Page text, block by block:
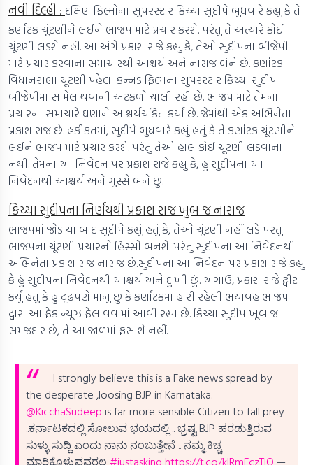
નવી દિલ્હી : દક્ષિણ ફિલ્મોના સુપરસ્ટાર કિચ્ચા સુદીપે બુધવારે કહ્યું કે તે
કર્ણાટક ચૂંટણીને લઈને ભાજપ માટે પ્રચાર કરશે. પરંતુ તે અત્યારે કોઈ
ચૂંટણી લડશે નહીં. આ અંગે પ્રકાશ રાજે કહ્યું કે, તેઓ સુદીપના બીજેપી
માટે પ્રચાર કરવાના સમાચારથી આશ્ચર્ય અને નારાજ બંને છે. કર્ણાટક
વિધાનસભા ચૂંટણી પહેલા કન્નડ ફિલ્મના સુપરસ્ટાર કિચ્ચા સુદીપ
બીજેપીમાં સામેલ થવાની અટકળો ચાલી રહી છે. ભાજપ માટે તેમના
પ્રચારના સમાચારે ઘણાને આશ્ચર્યચકિત કર્યા છે. જેમાંથી એક અભિનેતા
પ્રકાશ રાજ છે. હકીકતમાં, સુદીપે બુધવારે કહ્યું હતું કે તે કર્ણાટક ચૂંટણીને
લઈને ભાજપ માટે પ્રચાર કરશે. પરંતુ તેઓ હાલ કોઈ ચૂંટણી લડવાના
નથી. તેમના આ નિવેદન પર પ્રકાશ રાજે કહ્યું કે, હું સુદીપના આ
નિવેદનથી આશ્ચર્ય અને ગુસ્સે બંને છું.
કિચ્ચા સુદીપના નિર્ણયથી પ્રકાશ રાજ ખુબ જ નારાજ
ભાજપમાં જોડાયા બાદ સુદીપે કહ્યું હતું કે, તેઓ ચૂંટણી નહીં લડે પરંતુ
ભાજપના ચૂંટણી પ્રચારનો હિસ્સો બનશે. પરંતુ સુદીપના આ નિવેદનથી
અભિનેતા પ્રકાશ રાજ નારાજ છે.સુદીપના આ નિવેદન પર પ્રકાશ રાજે કહ્યું
કે હું સુદીપના નિવેદનથી આશ્ચર્ય અને દુઃખી છું. અગાઉ, પ્રકાશ રાજે ટ્વીટ
કર્યું હતું કે હું દૃઢપણે માનું છું કે કર્ણાટકમાં હારી રહેલી ભયાવહ ભાજપ
દ્વારા આ ફેક ન્યૂઝ ફેલાવવામાં આવી રહ્યા છે. કિચ્ચા સુદીપ ખૂબ જ
સમજદાર છે, તે આ જાળમાં ફસાશે નહીં.
I strongly believe this is a Fake news spread by
the desperate ,loosing BJP in Karnataka.
@KicchaSudeep is far more sensible Citizen to fall prey
..ಕರ್ನಾಟಕದಲ್ಲಿ ಸೋಲುವ ಭಯದಲ್ಲಿ .. ಭ್ರಷ್ಟ BJP ಹರಡುತ್ತಿರುವ
ಸುಳ್ಳು ಸುದ್ದಿ ಎಂದು ನಾನು ನಂಬುತ್ತೇನೆ .. ನಮ್ಮ ಕಿಚ್ಚ